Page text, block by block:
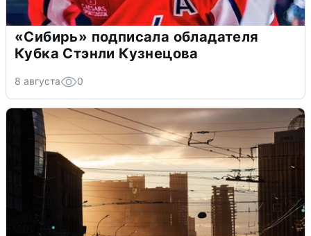
«Сибирь» подписала обладателя
Кубка Стэнли Кузнецова
8 августа 0